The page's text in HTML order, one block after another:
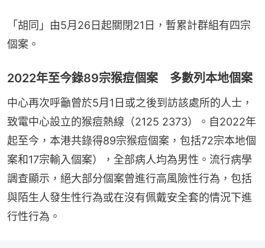
「胡同」由5月26日起關閉21日，暫累計群組有四宗
個案。
2022年至今錄89宗猴痘個案 多數列本地個案
中心再次呼籲曾於5月1日或之後到訪該處所的人士，
致電中心設立的猴痘熱線（2125 2373）。自2022年
起至今，本港共錄得89宗猴痘個案，包括72宗本地個
案和17宗輸入個案），全部病人均為男性。流行病學
調查顯示，絕大部分個案曾進行高風險性行為，包括
與陌生人發生性行為或在沒有佩戴安全套的情況下進
行性行為。